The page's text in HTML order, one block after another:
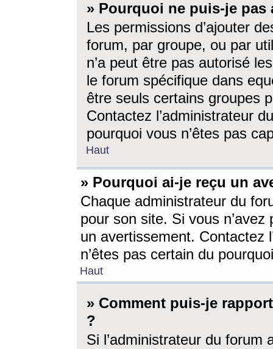
» Pourquoi ne puis-je
Les permissions d’ajouter
forum, par groupe, ou par
n’a peut être pas autorisé
le forum spécifique dans
être seuls certains groupes
Contactez l’administrateur
pourquoi vous n’êtes pas
Haut
» Pourquoi ai-je reçu un
Chaque administrateur du
pour son site. Si vous
un avertissement. Contactez
n’êtes pas certain du
Haut
» Comment puis-je
?
Si l’administrateur du forum